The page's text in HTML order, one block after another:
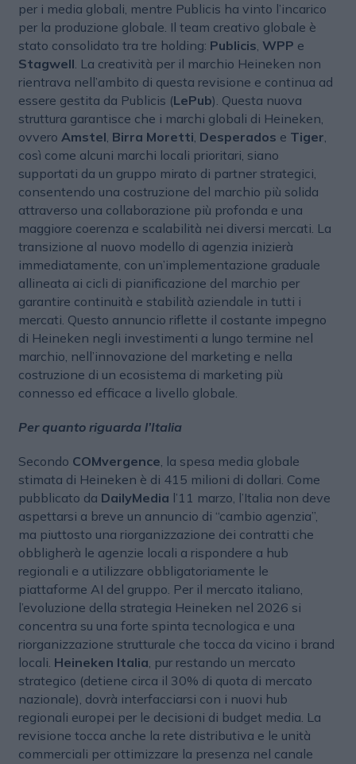
per i media globali, mentre Publicis ha vinto l’incarico
per la produzione globale. Il team creativo globale è
stato consolidato tra tre holding: Publicis, WPP e
Stagwell. La creatività per il marchio Heineken non
rientrava nell’ambito di questa revisione e continua ad
essere gestita da Publicis (LePub). Questa nuova
struttura garantisce che i marchi globali di Heineken,
ovvero Amstel, Birra Moretti, Desperados e Tiger,
così come alcuni marchi locali prioritari, siano
supportati da un gruppo mirato di partner strategici,
consentendo una costruzione del marchio più solida
attraverso una collaborazione più profonda e una
maggiore coerenza e scalabilità nei diversi mercati. La
transizione al nuovo modello di agenzia inizierà
immediatamente, con un’implementazione graduale
allineata ai cicli di pianificazione del marchio per
garantire continuità e stabilità aziendale in tutti i
mercati. Questo annuncio riflette il costante impegno
di Heineken negli investimenti a lungo termine nel
marchio, nell’innovazione del marketing e nella
costruzione di un ecosistema di marketing più
connesso ed efficace a livello globale.
Per quanto riguarda l’Italia
Secondo COMvergence, la spesa media globale
stimata di Heineken è di 415 milioni di dollari. Come
pubblicato da DailyMedia l’11 marzo, l’Italia non deve
aspettarsi a breve un annuncio di “cambio agenzia”,
ma piuttosto una riorganizzazione dei contratti che
obbligherà le agenzie locali a rispondere a hub
regionali e a utilizzare obbligatoriamente le
piattaforme AI del gruppo. Per il mercato italiano,
l’evoluzione della strategia Heineken nel 2026 si
concentra su una forte spinta tecnologica e una
riorganizzazione strutturale che tocca da vicino i brand
locali. Heineken Italia, pur restando un mercato
strategico (detiene circa il 30% di quota di mercato
nazionale), dovrà interfacciarsi con i nuovi hub
regionali europei per le decisioni di budget media. La
revisione tocca anche la rete distributiva e le unità
commerciali per ottimizzare la presenza nel canale